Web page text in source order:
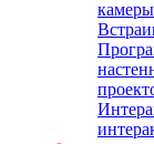
камеры